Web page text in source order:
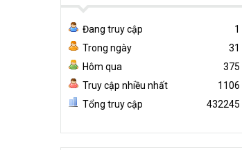
Đang truy cập
1
Trong ngày
31
Hôm qua
375
Truy cập nhiều nhất
1106
Tổng truy cập
432245